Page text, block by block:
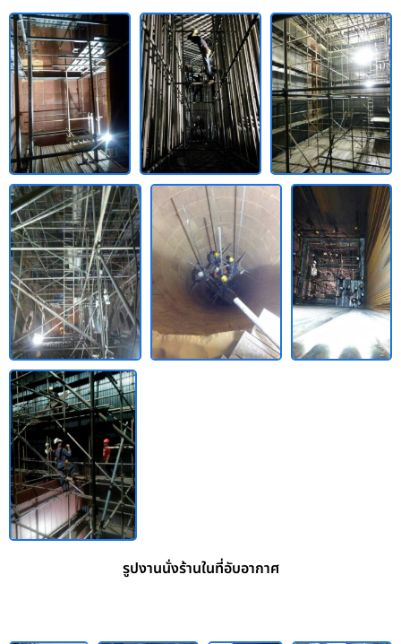
รูปงานนั่งร้านในที่อับอากาศ